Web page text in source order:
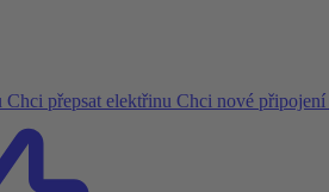
Chci přepsat elektřinu Chci nové připojení